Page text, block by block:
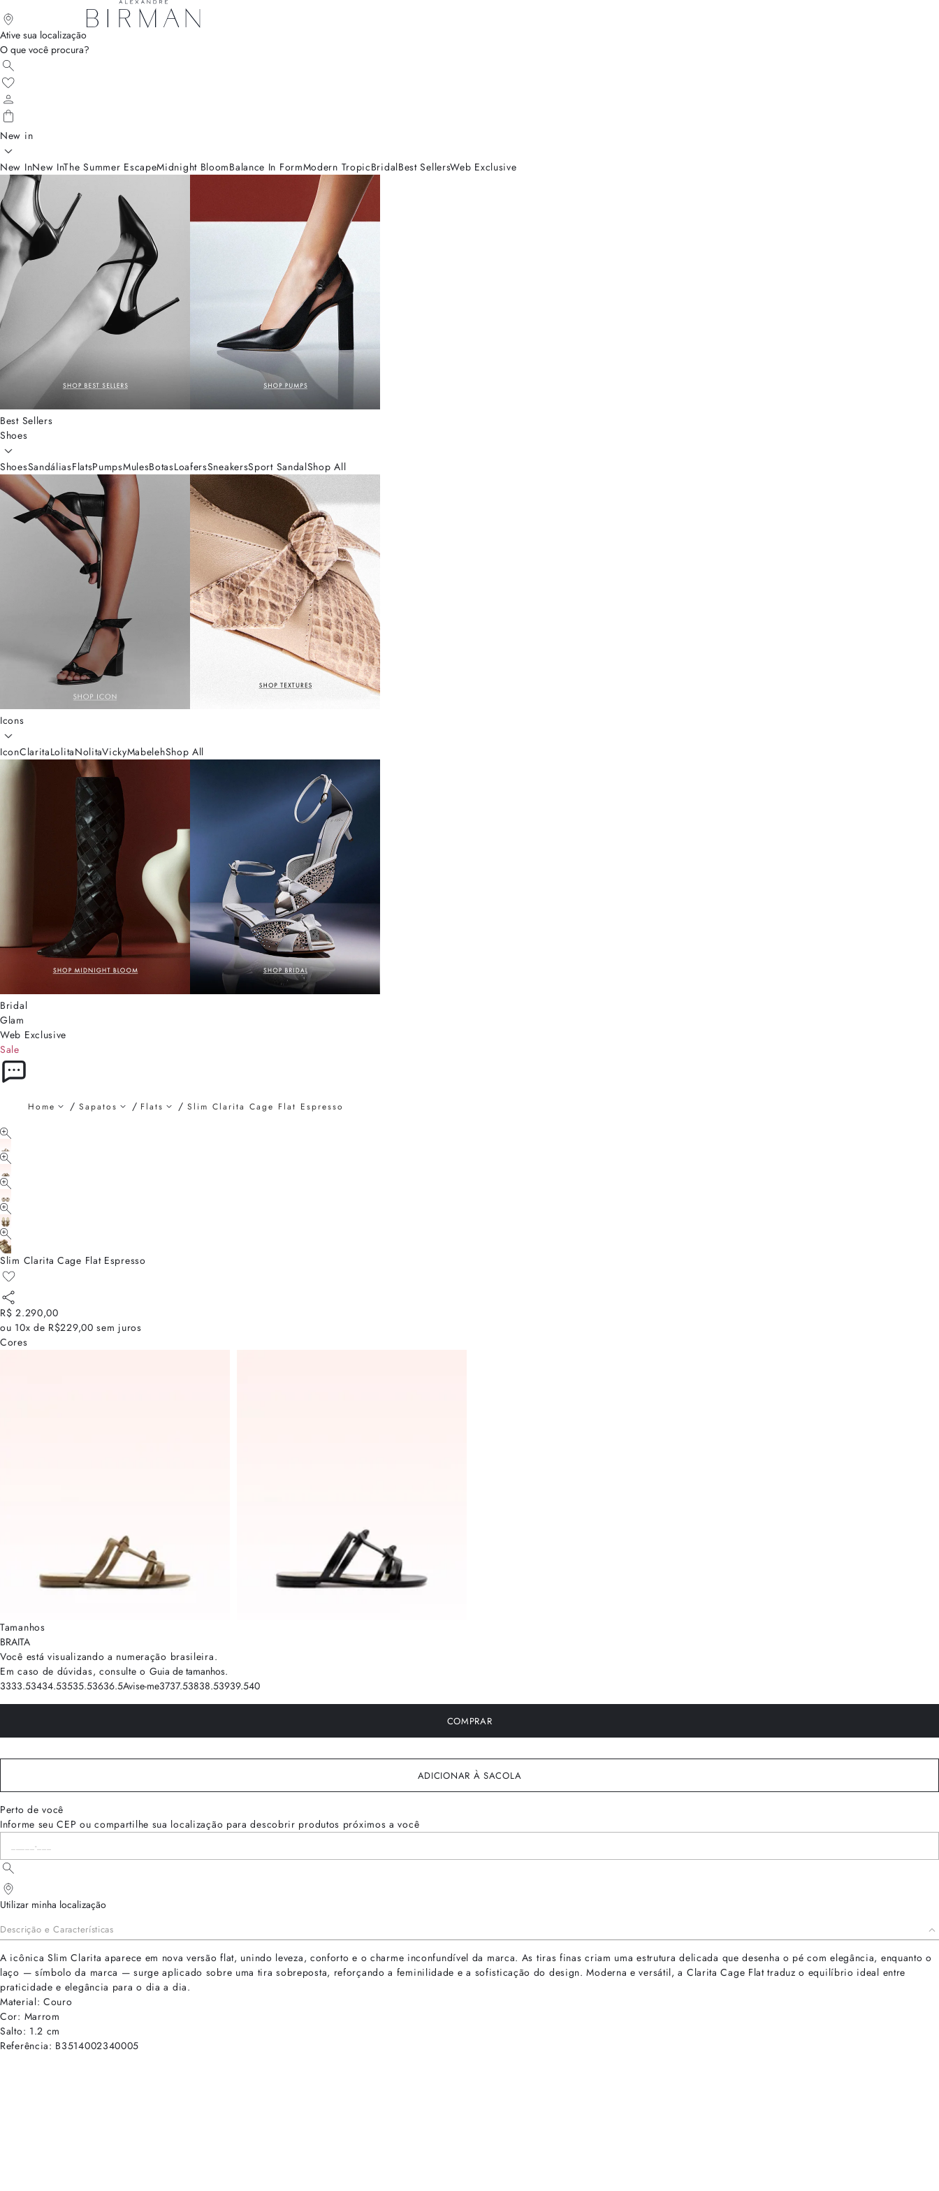
Ative sua localização
O que você procura?
New in
New InNew InThe Summer EscapeMidnight BloomBalance In FormModern TropicBridalBest SellersWeb Exclusive
Best Sellers
Shoes
ShoesSandáliasFlatsPumpsMulesBotasLoafersSneakersSport SandalShop All
Icons
IconClaritaLolitaNolitaVickyMabelehShop All
Bridal
Glam
Web Exclusive
Sale
Home Sapatos Flats Slim Clarita Cage Flat Espresso
Slim Clarita Cage Flat Espresso
R$ 2.290,00
ou 10x de R$229,00 sem juros
Cores
Tamanhos
BRAITA
Você está visualizando a numeração brasileira.
Em caso de dúvidas, consulte o Guia de tamanhos.
3333.53434.53535.53636.5Avise-me3737.53838.53939.540
COMPRAR
ADICIONAR À SACOLA
Perto de você
Informe seu CEP ou compartilhe sua localização para descobrir produtos próximos a você
Utilizar minha localização
Descrição e Características
A icônica Slim Clarita aparece em nova versão flat, unindo leveza, conforto e o charme inconfundível da marca. As tiras finas criam uma estrutura delicada que desenha o pé com elegância, enquanto o
laço — símbolo da marca — surge aplicado sobre uma tira sobreposta, reforçando a feminilidade e a sofisticação do design. Moderna e versátil, a Clarita Cage Flat traduz o equilíbrio ideal entre
praticidade e elegância para o dia a dia.
Material: Couro
Cor: Marrom
Salto: 1.2 cm
Referência: B3514002340005